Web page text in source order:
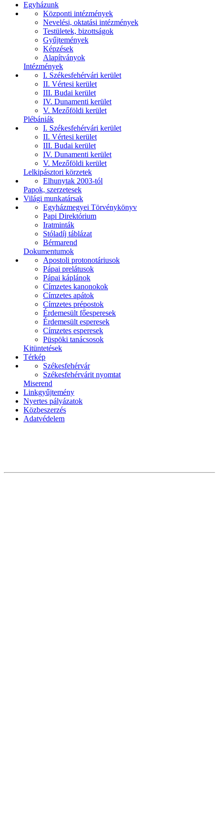
Egyházunk
Központi intézmények
Nevelési, oktatási intézmények
Testületek, bizottságok
Gyűjtemények
Képzések
Alapítványok
Intézmények
I. Székesfehérvári kerület
II. Vértesi kerület
III. Budai kerület
IV. Dunamenti kerület
V. Mezőföldi kerület
Plébániák
I. Székesfehérvári kerület
II. Vértesi kerület
III. Budai kerület
IV. Dunamenti kerület
V. Mezőföldi kerület
Lelkipásztori körzetek
Elhunytak 2003-tól
Papok, szerzetesek
Világi munkatársak
Egyházmegyei Törvénykönyv
Papi Direktórium
Iratminták
Stóladíj táblázat
Bérmarend
Dokumentumok
Apostoli protonotáriusok
Pápai prelátusok
Pápai káplánok
Címzetes kanonokok
Címzetes apátok
Címzetes prépostok
Érdemesült főesperesek
Érdemesült esperesek
Címzetes esperesek
Püspöki tanácsosok
Kitüntetések
Térkép
Székesfehérvár
Székesfehérvárit nyomtat
Miserend
Linkgyűjtemény
Nyertes pályázatok
Közbeszerzés
Adatvédelem